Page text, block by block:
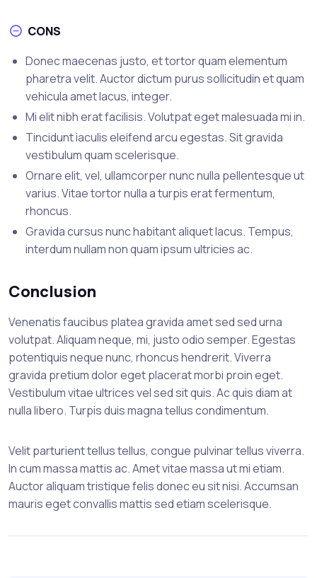
CONS
Donec maecenas justo, et tortor quam elementum
pharetra velit. Auctor dictum purus sollicitudin et quam
vehicula amet lacus, integer.
Mi elit nibh erat facilisis. Volutpat eget malesuada mi in.
Tincidunt iaculis eleifend arcu egestas. Sit gravida
vestibulum quam scelerisque.
Ornare elit, vel, ullamcorper nunc nulla pellentesque ut
varius. Vitae tortor nulla a turpis erat fermentum,
rhoncus.
Gravida cursus nunc habitant aliquet lacus. Tempus,
interdum nullam non quam ipsum ultricies ac.
Conclusion
Venenatis faucibus platea gravida amet sed sed urna
volutpat. Aliquam neque, mi, justo odio semper. Egestas
potentiquis neque nunc, rhoncus hendrerit. Viverra
gravida pretium dolor eget placerat morbi proin eget.
Vestibulum vitae ultrices vel sed sit quis. Ac quis diam at
nulla libero. Turpis duis magna tellus condimentum.
Velit parturient tellus tellus, congue pulvinar tellus viverra.
In cum massa mattis ac. Amet vitae massa ut mi etiam.
Auctor aliquam tristique felis donec eu sit nisi. Accumsan
mauris eget convallis mattis sed etiam scelerisque.